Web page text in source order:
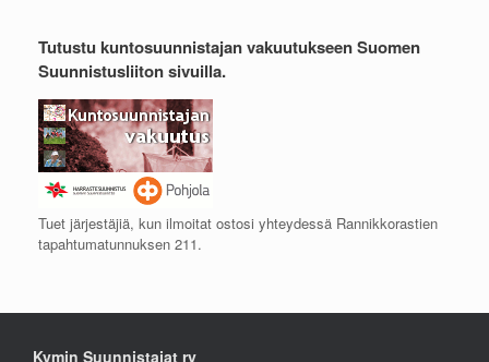
Tutustu kuntosuunnistajan vakuutukseen Suomen
Suunnistusliiton sivuilla.
Tuet järjestäjiä, kun ilmoitat ostosi yhteydessä Rannikkorastien
tapahtumatunnuksen 211.
Kymin Suunnistajat ry